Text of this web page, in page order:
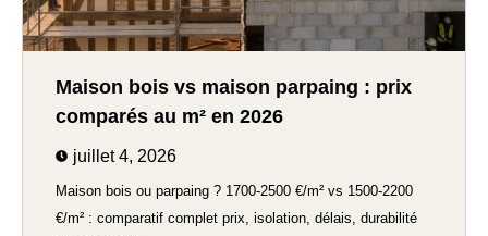
Maison bois vs maison parpaing : prix
comparés au m² en 2026
juillet 4, 2026
Maison bois ou parpaing ? 1700-2500 €/m² vs 1500-2200
€/m² : comparatif complet prix, isolation, délais, durabilité